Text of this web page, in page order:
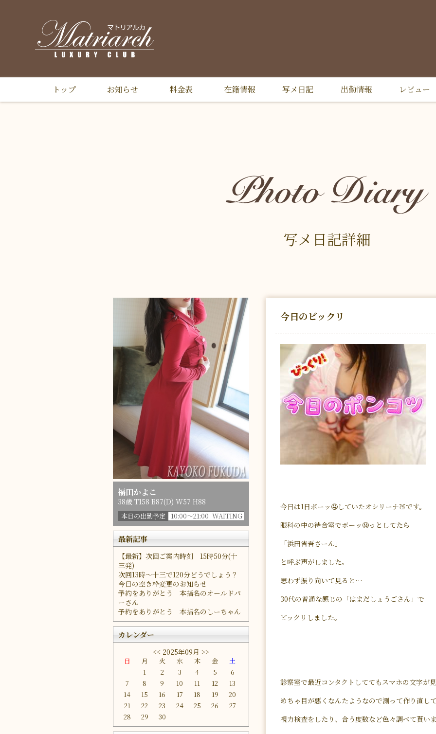
トップ お知らせ 料金表 在籍情報 写メ日記 出勤情報 レビュー
写メ日記詳細
福田かよこ
38歳 T158 B87(D) W57 H88
本日の出勤予定 10:00～21:00 WAITING
最新記事
【最新】次回ご案内時刻 15時50分(十
三発)
次回13時～十三で120分どうでしょう？
今日の空き枠変更のお知らせ
予約をありがとう 本指名のオールドパ
ーさん
予約をありがとう 本指名のしーちゃん
カレンダー
<< 2025年09月 >>
日 月 火 水 木 金
土
1
2 3 4 5
6
7
8 9 10 11 12
13
14
15 16 17 18 19
20
21
22 23 24 25 26
27
28
29 30
今日のビックリ
今日は1日ボーッ🤤していたオシリーナ🍑です。
眼科の中の待合室でボーッ🤤っとしてたら
「浜田省吾さーん」
と呼ぶ声がしました。
思わず振り向いて見ると…
30代の普通な感じの「はまだしょうごさん」で
ビックリしました。
診察室で最近コンタクトしててもスマホの文字が
めちゃ目が悪くなんたようなので測って作り直し
視力検査をしたり、合う度数など色々調べて貰い